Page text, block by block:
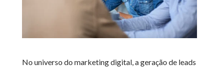
No universo do marketing digital, a geração de leads